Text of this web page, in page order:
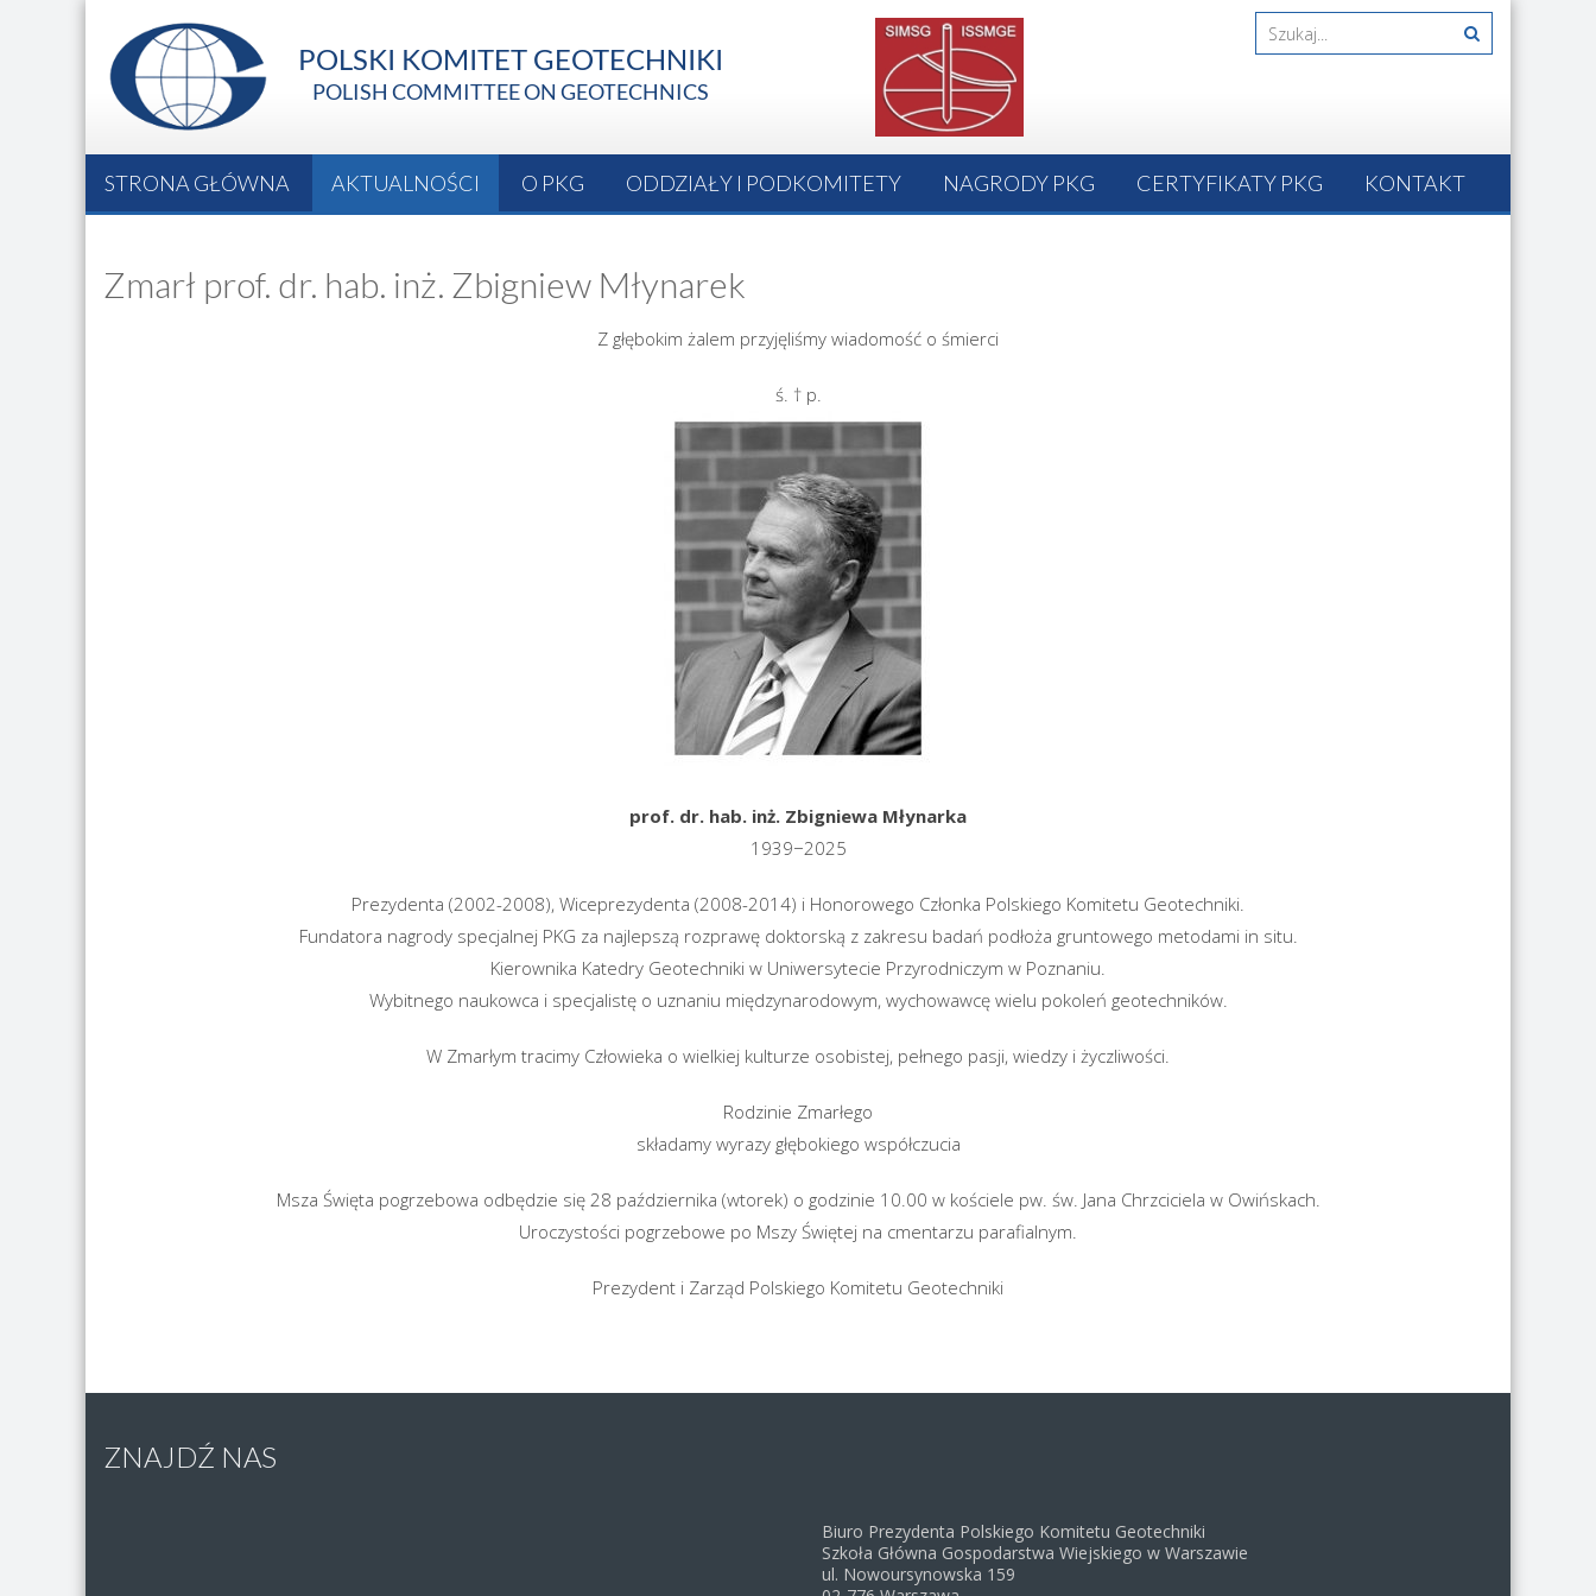
STRONA GŁÓWNA AKTUALNOŚCI O PKG ODDZIAŁY I PODKOMITETY NAGRODY PKG CERTYFIKATY PKG KONTAKT
Zmarł prof. dr. hab. inż. Zbigniew Młynarek
Z głębokim żalem przyjęliśmy wiadomość o śmierci
ś. † p.
prof. dr. hab. inż. Zbigniewa Młynarka
1939−2025
Prezydenta (2002-2008), Wiceprezydenta (2008-2014) i Honorowego Członka Polskiego Komitetu Geotechniki.
Fundatora nagrody specjalnej PKG za najlepszą rozprawę doktorską z zakresu badań podłoża gruntowego metodami in situ.
Kierownika Katedry Geotechniki w Uniwersytecie Przyrodniczym w Poznaniu.
Wybitnego naukowca i specjalistę o uznaniu międzynarodowym, wychowawcę wielu pokoleń geotechników.
W Zmarłym tracimy Człowieka o wielkiej kulturze osobistej, pełnego pasji, wiedzy i życzliwości.
Rodzinie Zmarłego
składamy wyrazy głębokiego współczucia
Msza Święta pogrzebowa odbędzie się 28 października (wtorek) o godzinie 10.00 w kościele pw. św. Jana Chrzciciela w Owińskach.
Uroczystości pogrzebowe po Mszy Świętej na cmentarzu parafialnym.
Prezydent i Zarząd Polskiego Komitetu Geotechniki
ZNAJDŹ NAS
Biuro Prezydenta Polskiego Komitetu Geotechniki
Szkoła Główna Gospodarstwa Wiejskiego w Warszawie
ul. Nowoursynowska 159